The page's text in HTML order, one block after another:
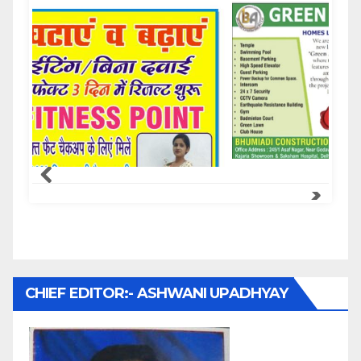
Samachar Express
CHIEF EDITOR:- ASHWANI UPADHYAY